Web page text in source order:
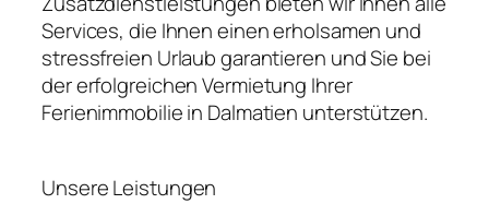
Services, die Ihnen einen erholsamen und
stressfreien Urlaub garantieren und Sie bei
der erfolgreichen Vermietung Ihrer
Ferienimmobilie in Dalmatien unterstützen.
Unsere Leistungen